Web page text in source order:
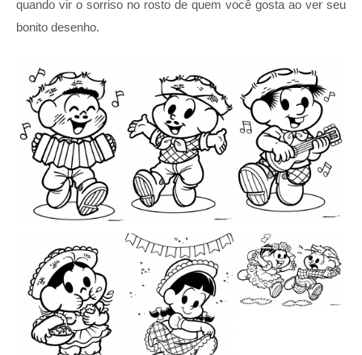
quando vir o sorriso no rosto de quem você gosta ao ver seu
bonito desenho.